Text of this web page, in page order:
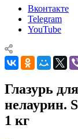
Вконтакте
Telegram
YouTube
Глазурь
нелаурин.
1 кг